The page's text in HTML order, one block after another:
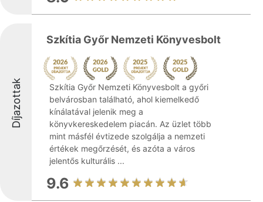
Díjazottak
Szkítia Győr Nemzeti Könyvesbolt
Szkítia Győr Nemzeti Könyvesbolt a győri
belvárosban található, ahol kiemelkedő
kínálatával jelenik meg a
könyvkereskedelem piacán. Az üzlet több
mint másfél évtizede szolgálja a nemzeti
értékek megőrzését, és azóta a város
jelentős kulturális ...
9.6